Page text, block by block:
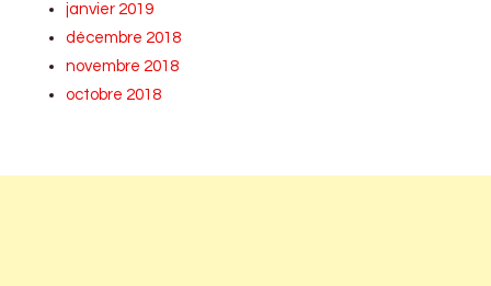
janvier 2019
décembre 2018
novembre 2018
octobre 2018